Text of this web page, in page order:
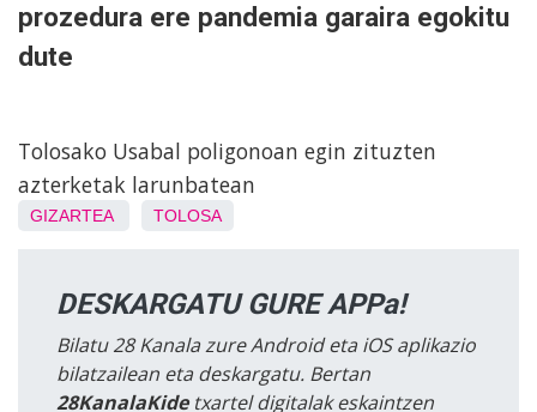
prozedura ere pandemia garaira egokitu
dute
Tolosako Usabal poligonoan egin zituzten
azterketak larunbatean
GIZARTEA TOLOSA
DESKARGATU GURE APPa!
Bilatu 28 Kanala zure Android eta iOS aplikazio
bilatzailean eta deskargatu. Bertan
28KanalaKidetxartel digitalak eskaintzen